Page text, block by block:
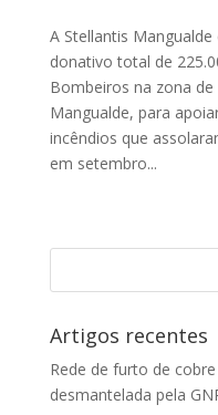
A Stellantis
donativo total de
Bombeiros na zona
Mangualde, para
incêndios que
em setembro...
Artigos recentes
Rede de furto de
desmantelada pela